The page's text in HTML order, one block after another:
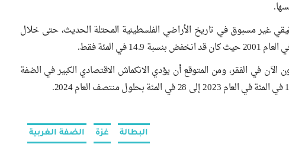
غير مسبوق في تاريخ الأراضي الفلسطينية المحتلة الحديث، حتى خلال
المئة فقط.
غزة يعيشون الآن في الفقر، ومن المتوقع أن يؤدي الانكماش الاقتصادي الكبير في الضفة
البطالة غزة الضفة الغربية